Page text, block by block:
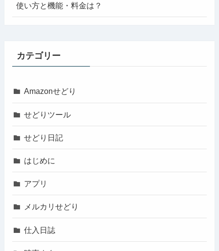
使い方と機能・料金は？
カテゴリー
Amazonせどり
せどりツール
せどり日記
はじめに
アプリ
メルカリせどり
仕入日誌